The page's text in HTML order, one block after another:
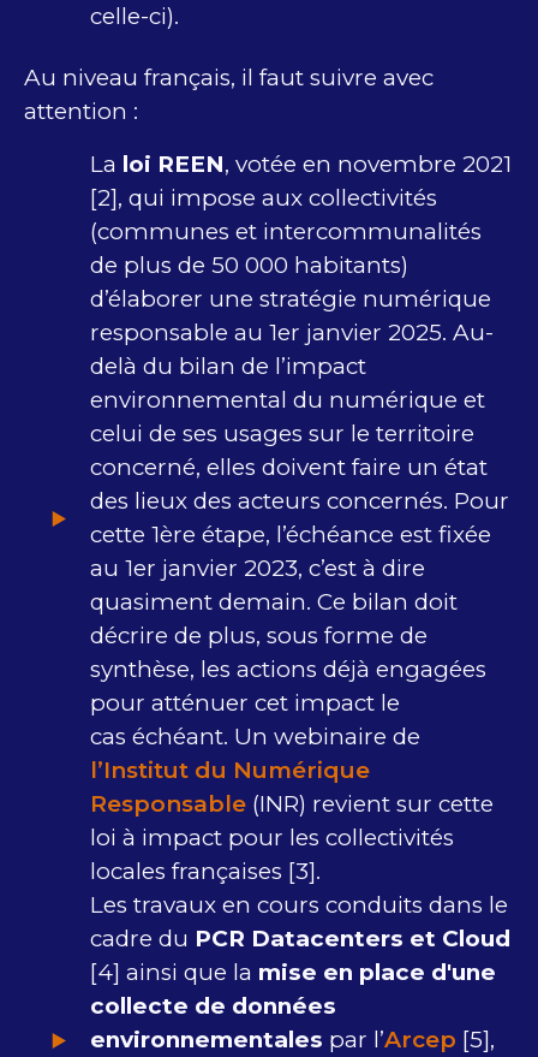
celle-ci).
Au niveau français, il faut suivre avec
attention :
La loi REEN, votée en novembre 2021
[2], qui impose aux collectivités
(communes et intercommunalités
de plus de 50 000 habitants)
d’élaborer une stratégie numérique
responsable au 1er janvier 2025. Au-
delà du bilan de l’impact
environnemental du numérique et
celui de ses usages sur le territoire
concerné, elles doivent faire un état
des lieux des acteurs concernés. Pour
cette 1ère étape, l’échéance est fixée
au 1er janvier 2023, c’est à dire
quasiment demain. Ce bilan doit
décrire de plus, sous forme de
synthèse, les actions déjà engagées
pour atténuer cet impact le
cas échéant. Un webinaire de
l’Institut du Numérique
Responsable(INR) revient sur cette
loi à impact pour les collectivités
locales françaises [3].
Les travaux en cours conduits dans le
cadre du PCR Datacenters et Cloud
[4] ainsi que la mise en place d'une
collecte de données
environnementales par l’Arcep [5],